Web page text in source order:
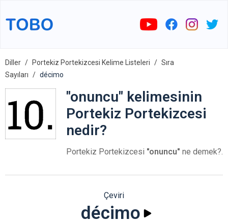
Diller Portekiz Portekizcesi Kelime Listeleri
Sıra
Sayıları
décimo
"onuncu" kelimesinin
Portekiz Portekizcesi
nedir?
Portekiz Portekizcesi "onuncu" ne demek?.
Çeviri
décimo